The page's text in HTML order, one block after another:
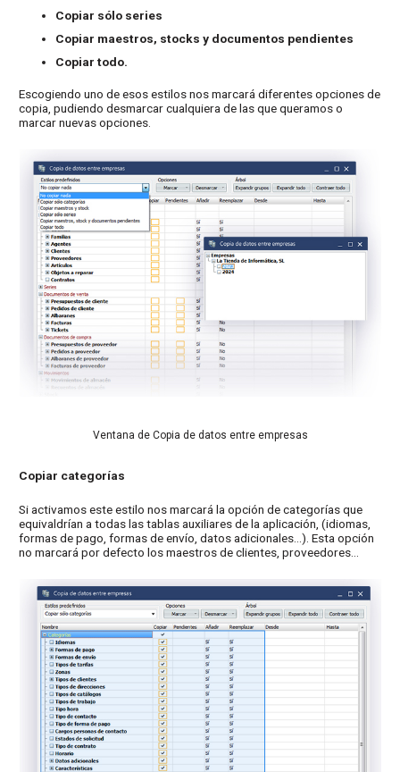
Copiar sólo series
Copiar maestros, stocks y documentos pendientes
Copiar todo.
Escogiendo uno de esos estilos nos marcará diferentes opciones de
copia, pudiendo desmarcar cualquiera de las que queramos o
marcar nuevas opciones.
Ventana de Copia de datos entre empresas
Copiar categorías
Si activamos este estilo nos marcará la opción de categorías que
equivaldrían a todas las tablas auxiliares de la aplicación, (idiomas,
formas de pago, formas de envío, datos adicionales…). Esta opción
no marcará por defecto los maestros de clientes, proveedores…